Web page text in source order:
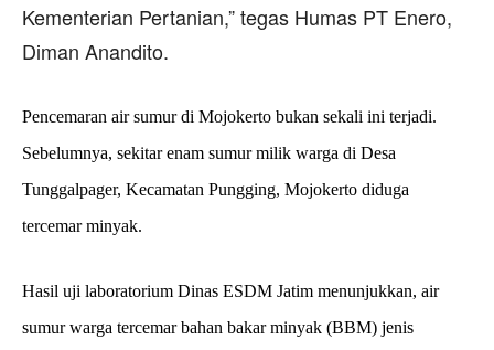
Kementerian Pertanian,” tegas Humas PT Enero,
Diman Anandito.
Pencemaran air sumur di Mojokerto bukan sekali ini terjadi.
Sebelumnya, sekitar enam sumur milik warga di Desa
Tunggalpager, Kecamatan Pungging, Mojokerto diduga
tercemar minyak.
Hasil uji laboratorium Dinas ESDM Jatim menunjukkan, air
sumur warga tercemar bahan bakar minyak (BBM) jenis